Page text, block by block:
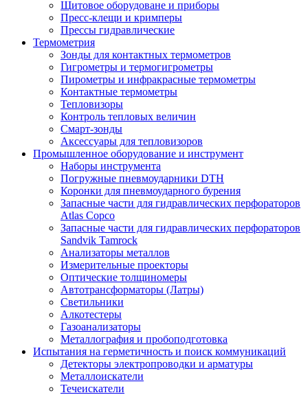
Щитовое оборудоване и приборы
Пресс-клещи и кримперы
Прессы гидравлические
Термометрия
Зонды для контактных термометров
Гигрометры и термогигрометры
Пирометры и инфракрасные термометры
Контактные термометры
Тепловизоры
Контроль тепловых величин
Смарт-зонды
Аксессуары для тепловизоров
Промышленное оборудование и инструмент
Наборы инструмента
Погружные пневмоударники DTH
Коронки для пневмоударного бурения
Запасные части для гидравлических перфораторов
Atlas Copco
Запасные части для гидравлических перфораторов
Sandvik Tamrock
Анализаторы металлов
Измерительные проекторы
Оптические толщиномеры
Автотрансформаторы (Латры)
Светильники
Алкотестеры
Газоанализаторы
Металлография и пробоподготовка
Испытания на герметичность и поиск коммуникаций
Детекторы электропроводки и арматуры
Металлоискатели
Течеискатели